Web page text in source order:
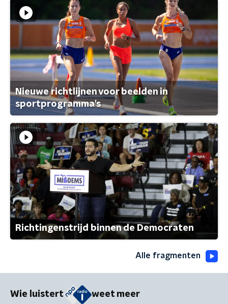
Nieuwe richtlijnen voor beelden in
sportprogramma's
Richtingenstrijd binnen de Democraten
Alle fragmenten
Wie luistert weet meer